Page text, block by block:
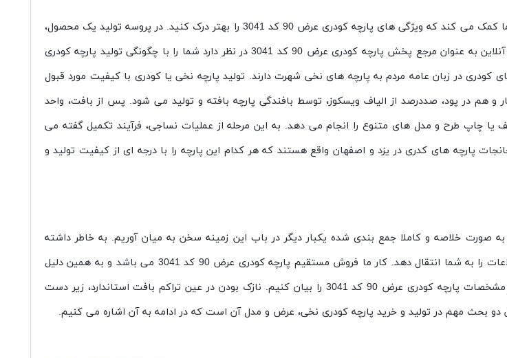
آیا با نحوه تولید پارچه کودری عرض 90 کد 3041 آشنا هستید؟ دانستن این قضیه به شما کمک می کند که ویژگی های پارچه کودری عرض 90 کد 3041 را بهتر درک کنید. در پروسه تولید یک محصول،
همواره نکات جالب توجهی وجود دارد که حس کنجکاوی افراد را تحریک می کند. نساجی آنلاین به عنوان مرجع پخش پارچه کودری عرض 90 کد 3041 در نظر دارد شما را با چگونگی تولید پارچه کودری
پارچه های کودری در زبان عامه مردم به پارچه های نخی شهرت دارند. تولید پارچه نخی یا کودری با کیفیت مورد قبول
هم در پود، صددرصد از الیاف ویسکوز، توسط بافندگی پارچه بافته و تولید می شود. پس از بافت، واحد
چاپ طرح و مدل های متنوع را انجام می دهد. به این مرحله از عملیات نساجی، فرآیند تکمیل گفته می
پارچه های کدری در یزد و اصفهان واقع هستند که هر کدام این پارچه را با درجه ای از کیفیت تولید و
صورت خلاصه و کاملا جمع بندی شده یکبار دیگر در باب این زمینه سخن به میان آوریم. به خاطر داشته
باشید که فروشگاه پارچه کودری عرض 90 کد 3041 باید همواره بهترین و مفید ترین اطلاعات را به شما انتقال دهد. کار ما فروش مستقیم پارچه کودری عرض 90 کد 3041 می باشد و به همین دلیل
مرجع پخش پارچه کودری عرض 90 کد 3041 محسوب می شویم. حال بیایید مهم ترین مشخصات پارچه کودری عرض 90 کد 3041 را بیان کنیم. نازک بودن در عین تراکم بافت استاندارد، زیر دست
بحث مهم در تولید و خرید پارچه کودری نخی، عرض و مدل آن است که در ادامه به آن اشاره می کنیم.